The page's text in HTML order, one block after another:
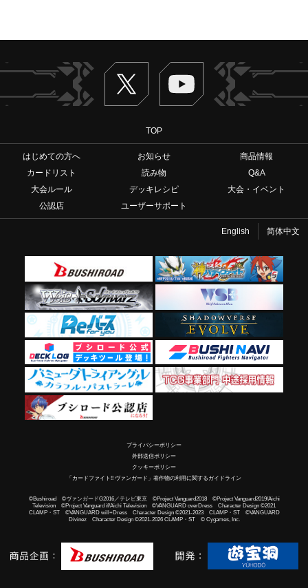
Twitter ヴァンガードch
TOP
はじめての方へ お知らせ
商品情報
カードリスト
読み物
Q&A
大会ルール
デッキレシピ
大会・イベント
公認店
ユーザーサポート
English 简体中文
プライバシーポリシー
外部送信ポリシー
クッキーポリシー
「カードファイト!! ヴァンガード」著作物の利用に関するガイドライン
©Bushiroad ©ヴァンガードG2016／テレビ東京 ©Project Vanguard2018 ©Project Vanguard2019/Aichi
Television ©Project Vanguard if/Aichi Television ©VANGUARD overDress Character Design ©2021
CLAMP・ST ©VANGUARD will+Dress Character Design ©2021-2023 CLAMP・ST ©VANGUARD
Divinez Character Design ©2021-2026 CLAMP・ST © Cygames, Inc.